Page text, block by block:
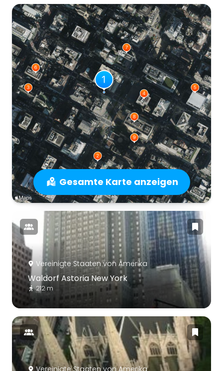
Gesamte Karte anzeigen
Vereinigte Staaten von Amerika
Waldorf Astoria New York
212 m
Vereinigte Staaten von Amerika